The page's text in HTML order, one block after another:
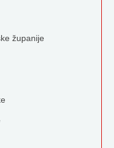
županije